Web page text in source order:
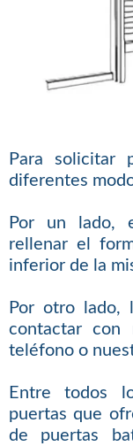
Para solicitar
diferentes
Por un lado,
rellenar el
inferior de la
Por otro lado,
contactar con
teléfono o
Entre todos
puertas que
de puertas